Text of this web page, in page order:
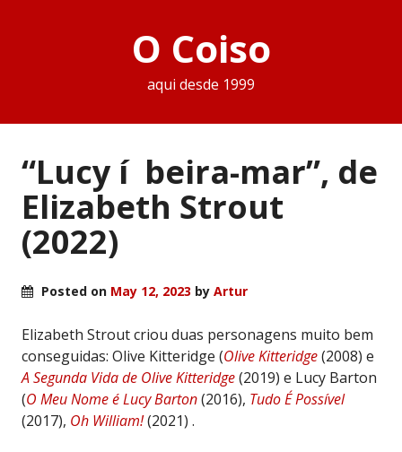
O Coiso
aqui desde 1999
“Lucy í beira-mar”, de
Elizabeth Strout
(2022)
Posted on May 12, 2023 by Artur
Elizabeth Strout criou duas personagens muito bem
conseguidas: Olive Kitteridge (Olive Kitteridge(2008) e
A Segunda Vida de Olive Kitteridge(2019) e Lucy Barton
(O Meu Nome é Lucy Barton(2016), Tudo É Possível
(2017), Oh William!(2021) .